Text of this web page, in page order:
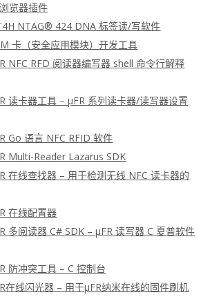
览器插件
NTAG® 424 DNA 标签读/写软件
卡（安全应用模块）开发工具
NFC RFD 阅读器编写器 shell 命令行解释
读卡器工具 – μFR 系列读卡器/读写器设置
Go 语言 NFC RFID 软件
Multi-Reader Lazarus SDK
在线查找器 – 用于检测无线 NFC 读卡器的
在线配置器
多阅读器 C# SDK – μFR 读写器 C 夏普软件
防冲突工具 – C 控制台
在线闪光器 – 用于μFR纳米在线的固件刷机